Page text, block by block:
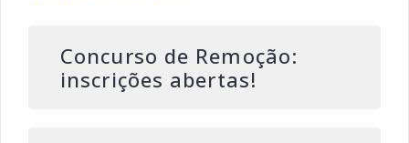
Concurso de Remoção:
inscrições abertas!